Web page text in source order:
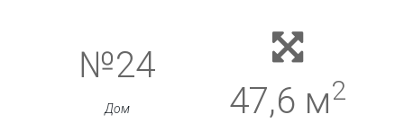
№24
Дом 47,6 м2